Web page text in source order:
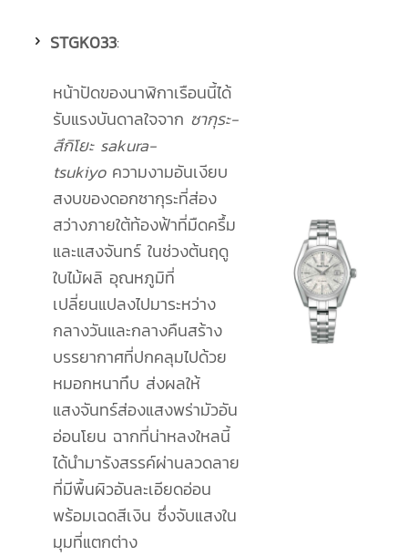
STGK033:
หน้าปัดของนาฬิกาเรือนนี้ได้
รับแรงบันดาลใจจาก ซากุระ-
สึกิโยะ sakura-
tsukiyoความงามอันเงียบ
สงบของดอกซากุระที่ส่อง
สว่างภายใต้ท้องฟ้าที่มืดครึ้ม
และแสงจันทร์ ในช่วงต้นฤดู
ใบไม้ผลิ อุณหภูมิที่
เปลี่ยนแปลงไปมาระหว่าง
กลางวันและกลางคืนสร้าง
บรรยากาศที่ปกคลุมไปด้วย
หมอกหนาทึบ ส่งผลให้
แสงจันทร์ส่องแสงพร่ามัวอัน
อ่อนโยน ฉากที่น่าหลงใหลนี้
ได้นำมารังสรรค์ผ่านลวดลาย
ที่มีพื้นผิวอันละเอียดอ่อน
พร้อมเฉดสีเงิน ซึ่งจับแสงใน
มุมที่แตกต่าง